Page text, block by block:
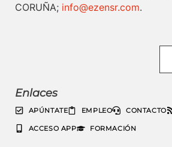
CORUÑA; info@ezensr.com.
Enlaces
APÚNTATE EMPLEO CONTACTO
ACCESO APP FORMACIÓN